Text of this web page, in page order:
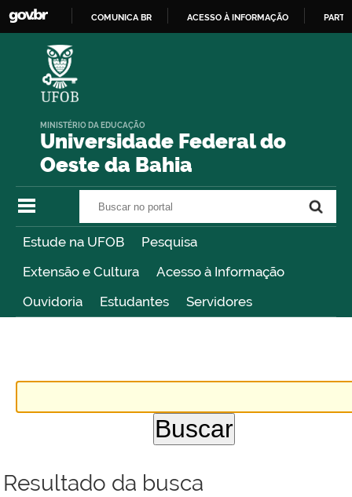
COMUNICA BR ACESSO À INFORMAÇÃO
Universidade Federal do
Oeste da Bahia
MINISTÉRIO DA EDUCAÇÃO
Estude na UFOB
Pesquisa
Extensão e Cultura
Acesso à Informação
Ouvidoria
Estudantes Servidores
Resultado da busca